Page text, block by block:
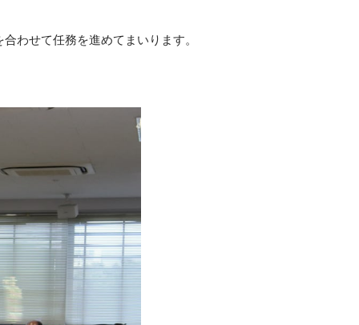
わせて任務を進めてまいります。